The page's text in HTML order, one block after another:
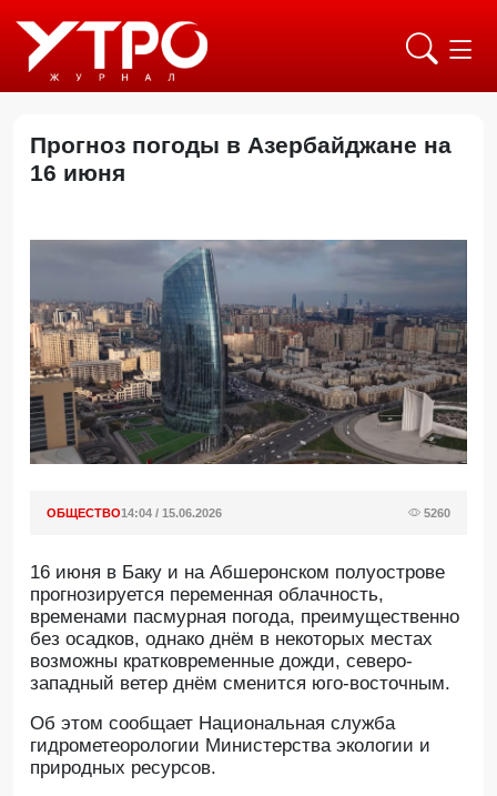
Прогноз погоды в Азербайджане на
16 июня
ОБЩЕСТВО14:04 / 15.06.2026 5260
16 июня в Баку и на Абшеронском полуострове
прогнозируется переменная облачность,
временами пасмурная погода, преимущественно
без осадков, однако днём в некоторых местах
возможны кратковременные дожди, северо-
западный ветер днём сменится юго-восточным.
Об этом сообщает Национальная служба
гидрометеорологии Министерства экологии и
природных ресурсов.